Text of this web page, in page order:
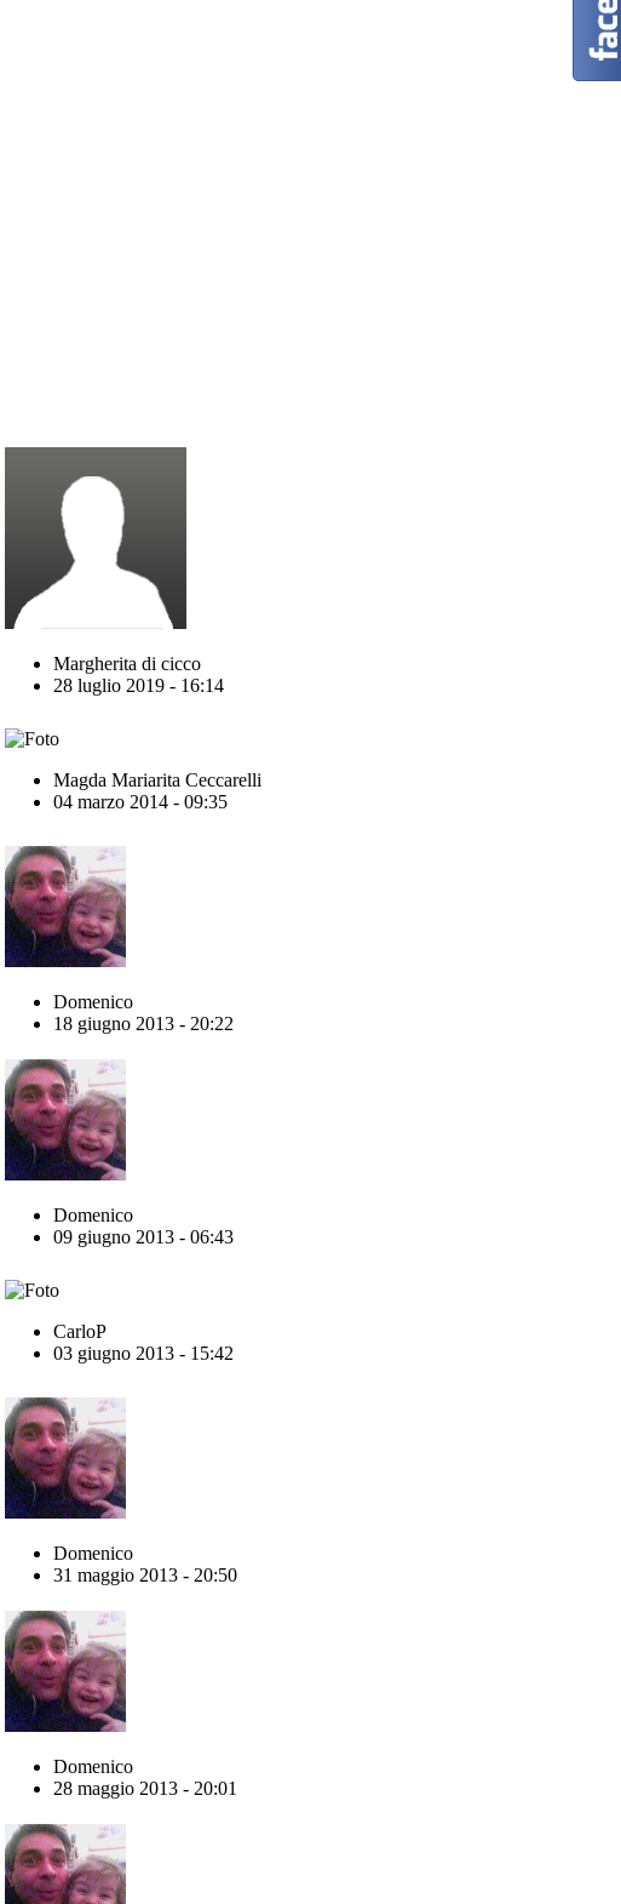
Margherita di cicco
28 luglio 2019 - 16:14
Magda Mariarita Ceccarelli
04 marzo 2014 - 09:35
Domenico
18 giugno 2013 - 20:22
Domenico
09 giugno 2013 - 06:43
CarloP
03 giugno 2013 - 15:42
Domenico
31 maggio 2013 - 20:50
Domenico
28 maggio 2013 - 20:01